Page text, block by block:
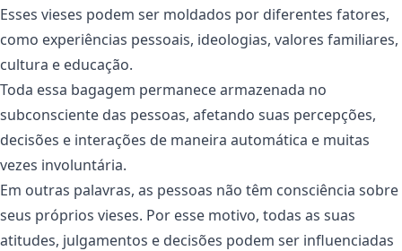
Esses vieses podem ser moldados por diferentes fatores,
como experiências pessoais, ideologias, valores familiares,
cultura e educação.
Toda essa bagagem permanece armazenada no
subconsciente das pessoas, afetando suas percepções,
decisões e interações de maneira automática e muitas
vezes involuntária.
Em outras palavras, as pessoas não têm consciência sobre
seus próprios vieses. Por esse motivo, todas as suas
atitudes, julgamentos e decisões podem ser influenciadas